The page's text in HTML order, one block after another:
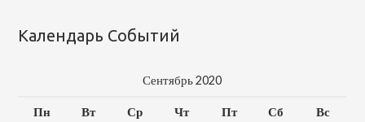
Календарь Событий
Сентябрь 2020
Пн Вт Ср Чт Пт Сб Вс